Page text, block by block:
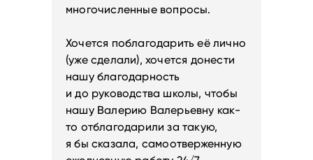
многочисленные вопросы.
Хочется поблагодарить её лично
(уже сделали), хочется донести
нашу благодарность
и до руководства школы, чтобы
нашу Валерию Валерьевну как-
то отблагодарили за такую,
я бы сказала, самоотверженную